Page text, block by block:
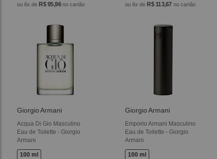
ou 6x de R$ 95,96 no cartão ou 6x de R$ 113,67 no cartão
Giorgio Armani
Acqua Di Gio Masculino
Eau de Toilette - Giorgio
Armani
100 ml
Giorgio Armani
Emporio Armani Masculino
Eau de Toilette - Giorgio
Armani
100 ml